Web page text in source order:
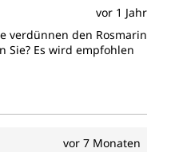
vor 1 Jahr
verdünnen den Rosmarin
Sie? Es wird empfohlen
vor 7 Monaten